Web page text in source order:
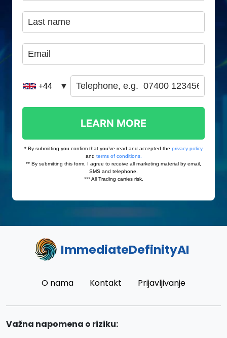
ImmediateDefinityAI
O nama Kontakt Prijavljivanje
Važna napomena o riziku: